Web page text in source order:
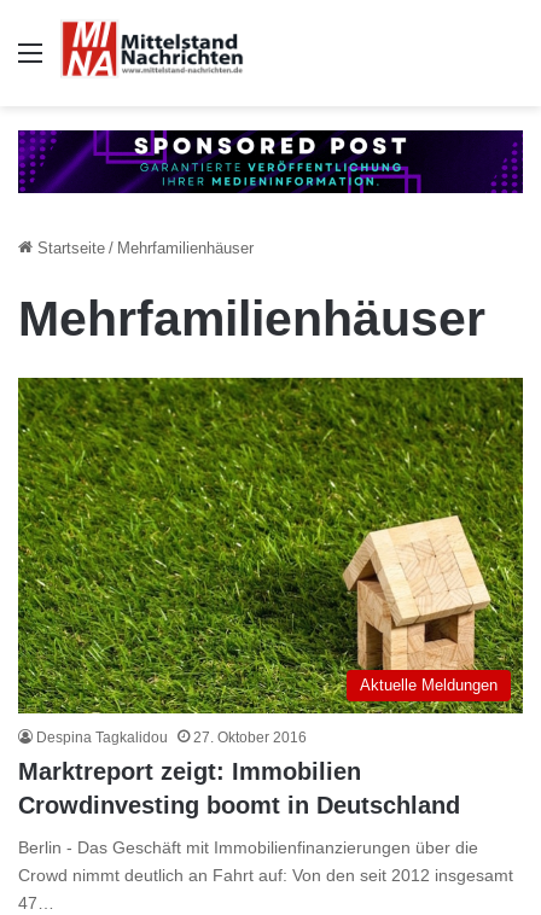
Auswahl
Startseite / Mehrfamilienhäuser
Mehrfamilienhäuser
Aktuelle Meldungen
Despina Tagkalidou 27. Oktober 2016
Marktreport zeigt: Immobilien
Crowdinvesting boomt in Deutschland
Berlin - Das Geschäft mit Immobilienfinanzierungen über die
Crowd nimmt deutlich an Fahrt auf: Von den seit 2012 insgesamt
47…